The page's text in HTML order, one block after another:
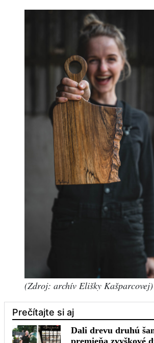
(Zdroj: archív Elišky Kašparcovej)